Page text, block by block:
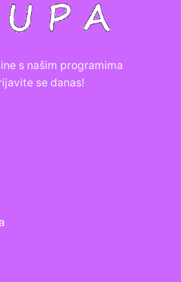
s našim programima
se danas!